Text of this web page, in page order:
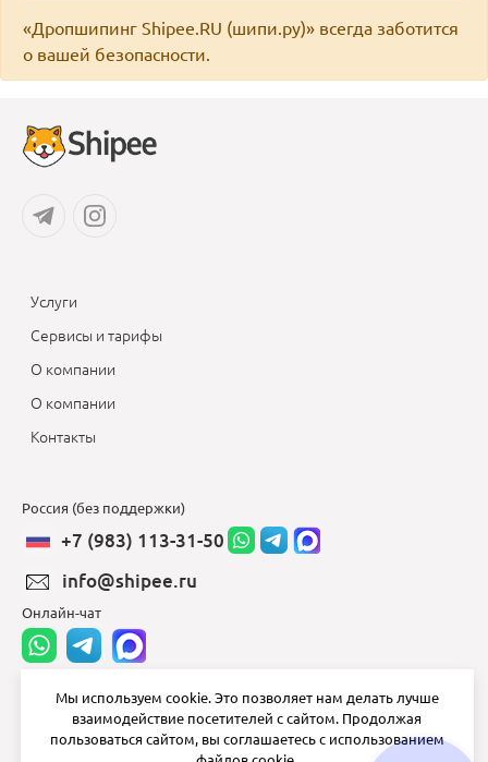
«Дропшипинг Shipee.RU (шипи.ру)» всегда заботится
о вашей безопасности.
Услуги
Сервисы и тарифы
О компании
О компании
Контакты
Россия (без поддержки)
+7 (983) 113-31-50
info@shipee.ru
Онлайн-чат
info@shipee.ru
Мы используем cookie. Это позволяет нам делать лучше
взаимодействие посетителей с сайтом. Продолжая
пользоваться сайтом, вы соглашаетесь с использованием